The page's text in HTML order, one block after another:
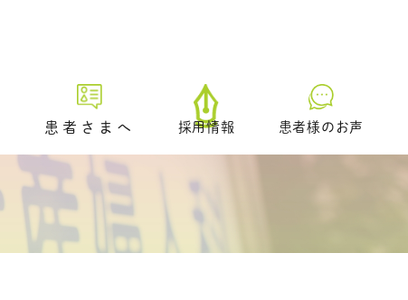
患者さまへ
初診の方へ
プレ妊活／ブライダルチェッ
採用情報 患者様のお声